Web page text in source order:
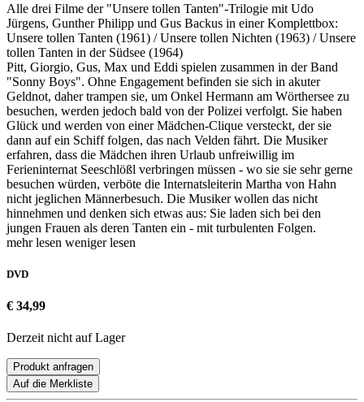
Alle drei Filme der "Unsere tollen Tanten"-Trilogie mit Udo
Jürgens, Gunther Philipp und Gus Backus in einer Komplettbox:
Unsere tollen Tanten (1961) / Unsere tollen Nichten (1963) / Unsere
tollen Tanten in der Südsee (1964)
Pitt, Giorgio, Gus, Max und Eddi spielen zusammen in der Band
"Sonny Boys". Ohne Engagement befinden sie sich in akuter
Geldnot, daher trampen sie, um Onkel Hermann am Wörthersee zu
besuchen, werden jedoch bald von der Polizei verfolgt. Sie haben
Glück und werden von einer Mädchen-Clique versteckt, der sie
dann auf ein Schiff folgen, das nach Velden fährt. Die Musiker
erfahren, dass die Mädchen ihren Urlaub unfreiwillig im
Ferieninternat Seeschlößl verbringen müssen - wo sie sie sehr gerne
besuchen würden, verböte die Internatsleiterin Martha von Hahn
nicht jeglichen Männerbesuch. Die Musiker wollen das nicht
hinnehmen und denken sich etwas aus: Sie laden sich bei den
jungen Frauen als deren Tanten ein - mit turbulenten Folgen.
mehr lesen weniger lesen
DVD
€ 34,99
Derzeit nicht auf Lager
Produkt anfragen
Auf die Merkliste